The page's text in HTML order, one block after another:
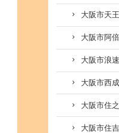
大阪市天
大阪市阿
大阪市浪
大阪市西
大阪市住
大阪市住